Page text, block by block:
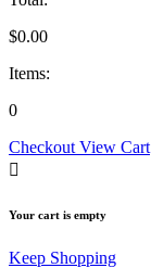
$0.00
Items:
0
Checkout View Cart
Your cart is empty
Keep Shopping